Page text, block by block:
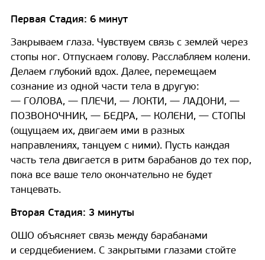
Первая Стадия: 6 минут
Закрываем глаза. Чувствуем связь с землей через
стопы ног. Отпускаем голову. Расслабляем колени.
Делаем глубокий вдох. Далее, перемещаем
сознание из одной части тела в другую:
— ГОЛОВА, — ПЛЕЧИ, — ЛОКТИ, — ЛАДОНИ, —
ПОЗВОНОЧНИК, — БЕДРА, — КОЛЕНИ, — СТОПЫ
(ощущаем их, двигаем ими в разных
направлениях, танцуем с ними). Пусть каждая
часть тела двигается в ритм барабанов до тех пор,
пока все ваше тело окончательно не будет
танцевать.
Вторая Стадия: 3 минуты
ОШО объясняет связь между барабанами
и сердцебиением. С закрытыми глазами стойте